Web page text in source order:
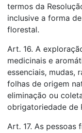
termos da
inclusive a forma
florestal.
Art. 16. A
medicinais e
essenciais, mudas,
folhas de origem
eliminação ou
obrigatoriedade de
Art. 17. As pessoas